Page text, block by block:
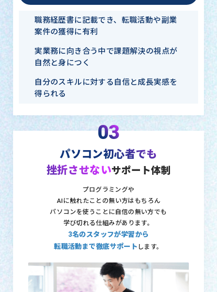
職務経歴書に記載でき、転職活動や副業
案件の獲得に有利
実業務に向き合う中で課題解決の視点が
自然と身につく
自分のスキルに対する自信と成長実感を
得られる
03
パソコン初心者でも
挫折させないサポート体制
プログラミングや
AIに触れたことの無い方はもちろん
パソコンを使うことに自信の無い方でも
学び切れる仕組みがあります。
3名のスタッフが学習から
転職活動まで徹底サポート します。